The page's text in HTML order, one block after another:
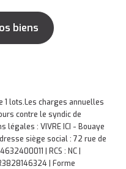
biens
1 lots.Les charges annuelles
contre le syndic de
légales : VIVRE ICI - Bouaye
siège social : 72 rue de
| RCS : NC |
| Forme